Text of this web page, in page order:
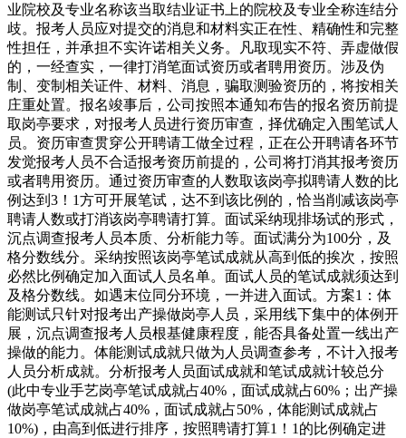
业院校及专业名称该当取结业证书上的院校及专业全称连结分
歧。报考人员应对提交的消息和材料实正在性、精确性和完整
性担任，并承担不实许诺相关义务。凡取现实不符、弄虚做假
的，一经查实，一律打消笔面试资历或者聘用资历。涉及伪
制、变制相关证件、材料、消息，骗取测验资历的，将按相关
庄重处置。报名竣事后，公司按照本通知布告的报名资历前提
取岗亭要求，对报考人员进行资历审查，择优确定入围笔试人
员。资历审查贯穿公开聘请工做全过程，正在公开聘请各环节
发觉报考人员不合适报考资历前提的，公司将打消其报考资历
或者聘用资历。通过资历审查的人数取该岗亭拟聘请人数的比
例达到3！1方可开展笔试，达不到该比例的，恰当削减该岗亭
聘请人数或打消该岗亭聘请打算。面试采纳现排场试的形式，
沉点调查报考人员本质、分析能力等。面试满分为100分，及
格分数线分。采纳按照该岗亭笔试成就从高到低的挨次，按照
必然比例确定加入面试人员名单。面试人员的笔试成就须达到
及格分数线。如遇末位同分环境，一并进入面试。方案1：体
能测试只针对报考出产操做岗亭人员，采用线下集中的体例开
展，沉点调查报考人员根基健康程度，能否具备处置一线出产
操做的能力。体能测试成就只做为人员调查参考，不计入报考
人员分析成就。分析报考人员面试成就和笔试成就计较总分
(此中专业手艺岗亭笔试成就占40%，面试成就占60%；出产操
做岗亭笔试成就占40%，面试成就占50%，体能测试成就占
10%)，由高到低进行排序，按照聘请打算1！1的比例确定进